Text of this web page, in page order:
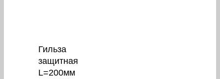
Гильза
защитная
L=200мм